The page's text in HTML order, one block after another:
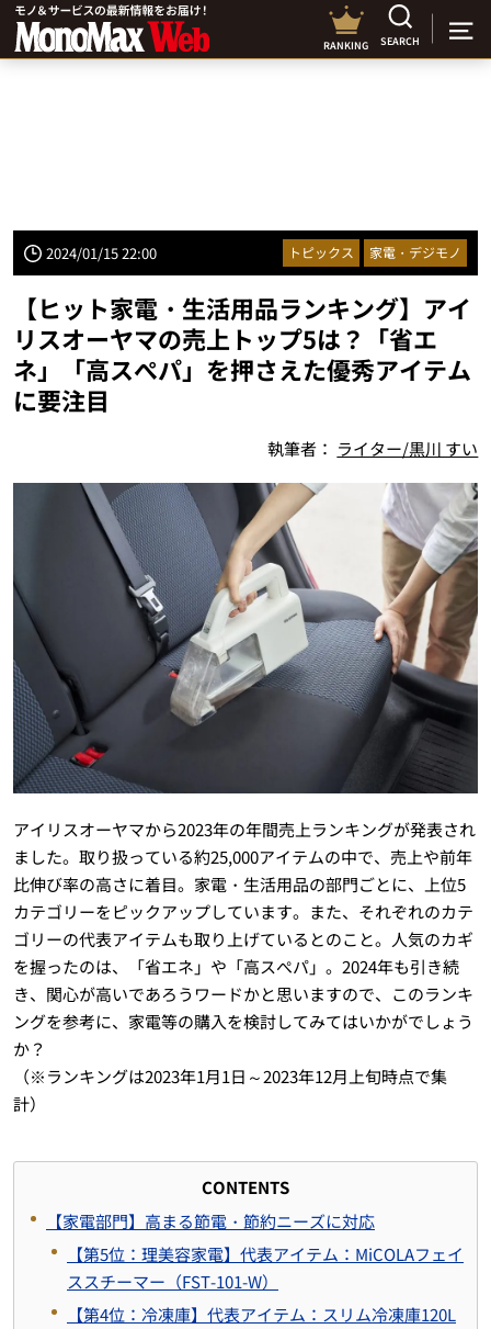
RANKING SEARCH
2024/01/15 22:00 トピックス 家電・デジモノ
【ヒット家電・生活用品ランキング】アイ
リスオーヤマの売上トップ5は？「省エ
ネ」「高スぺパ」を押さえた優秀アイテム
に要注目
執筆者： ライター/黒川 すい
アイリスオーヤマから2023年の年間売上ランキングが発表され
ました。取り扱っている約25,000アイテムの中で、売上や前年
比伸び率の高さに着目。家電・生活用品の部門ごとに、上位5
カテゴリーをピックアップしています。また、それぞれのカテ
ゴリーの代表アイテムも取り上げているとのこと。人気のカギ
を握ったのは、「省エネ」や「高スぺパ」。2024年も引き続
き、関心が高いであろうワードかと思いますので、このランキ
ングを参考に、家電等の購入を検討してみてはいかがでしょう
か？
（※ランキングは2023年1月1日～2023年12月上旬時点で集
計）
CONTENTS
【家電部門】高まる節電・節約ニーズに対応
【第5位：理美容家電】代表アイテム：MiCOLAフェイ
ススチーマー（FST-101-W）
【第4位：冷凍庫】代表アイテム：スリム冷凍庫120L